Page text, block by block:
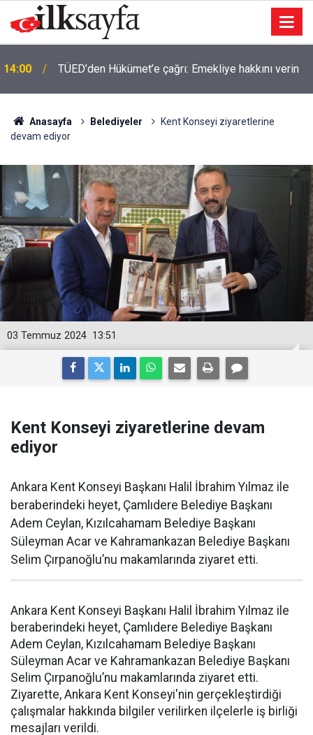
14:00 TÜED’den Hükümet’e çağrı: Emekliye hakkını verin
Anasayfa Belediyeler
Kent Konseyi ziyaretlerine
devam ediyor
13:51
03 Temmuz 2024
Kent Konseyi ziyaretlerine devam
ediyor
Ankara Kent Konseyi Başkanı Halil İbrahim Yılmaz ile
beraberindeki heyet, Çamlıdere Belediye Başkanı
Adem Ceylan, Kızılcahamam Belediye Başkanı
Süleyman Acar ve Kahramankazan Belediye Başkanı
Selim Çırpanoğlu’nu makamlarında ziyaret etti.
Ankara Kent Konseyi Başkanı Halil İbrahim Yılmaz ile
beraberindeki heyet, Çamlıdere Belediye Başkanı
Adem Ceylan, Kızılcahamam Belediye Başkanı
Süleyman Acar ve Kahramankazan Belediye Başkanı
Selim Çırpanoğlu’nu makamlarında ziyaret etti.
Ziyarette, Ankara Kent Konseyi'nin gerçekleştirdiği
çalışmalar hakkında bilgiler verilirken ilçelerle iş birliği
mesajları verildi.